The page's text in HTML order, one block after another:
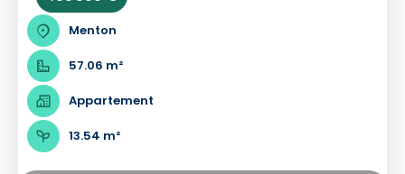
Menton
57.06 m²
Appartement
13.54 m²